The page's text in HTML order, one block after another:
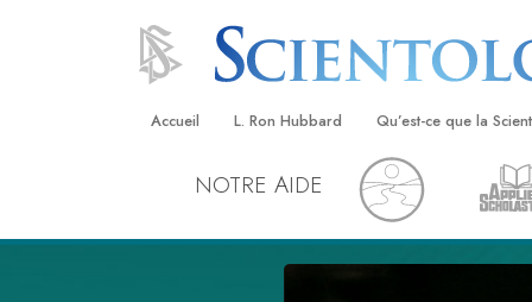
Accueil L. Ron Hubbard Qu’est-ce que la
Croyances et
Credos et Codes de
NOTRE AIDE